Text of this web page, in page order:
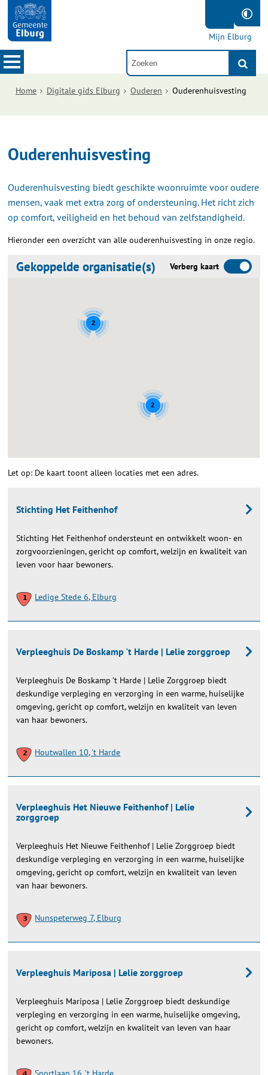
Mijn Elburg
Home Digitale gids Elburg Ouderen Ouderenhuisvesting
Ouderenhuisvesting
Ouderenhuisvesting biedt geschikte woonruimte voor oudere
mensen, vaak met extra zorg of ondersteuning. Het richt zich
op comfort, veiligheid en het behoud van zelfstandigheid.
Hieronder een overzicht van alle ouderenhuisvesting in onze regio.
Gekoppelde organisatie(s) Verberg kaart
2
2
Let op: De kaart toont alleen locaties met een adres.
Stichting Het Feithenhof
Stichting Het Feithenhof ondersteunt en ontwikkelt woon- en
zorgvoorzieningen, gericht op comfort, welzijn en kwaliteit van
leven voor haar bewoners.
Ledige Stede 6, Elburg
Verpleeghuis De Boskamp 't Harde | Lelie zorggroep
Verpleeghuis De Boskamp ’t Harde | Lelie Zorggroep biedt
deskundige verpleging en verzorging in een warme, huiselijke
omgeving, gericht op comfort, welzijn en kwaliteit van leven
van haar bewoners.
Houtwallen 10, 't Harde
Verpleeghuis Het Nieuwe Feithenhof | Lelie
zorggroep
Verpleeghuis Het Nieuwe Feithenhof | Lelie Zorggroep biedt
deskundige verpleging en verzorging in een warme, huiselijke
omgeving, gericht op comfort, welzijn en kwaliteit van leven
van haar bewoners.
Nunspeterweg 7, Elburg
Verpleeghuis Mariposa | Lelie zorggroep
Verpleeghuis Mariposa | Lelie Zorggroep biedt deskundige
verpleging en verzorging in een warme, huiselijke omgeving,
gericht op comfort, welzijn en kwaliteit van leven van haar
bewoners.